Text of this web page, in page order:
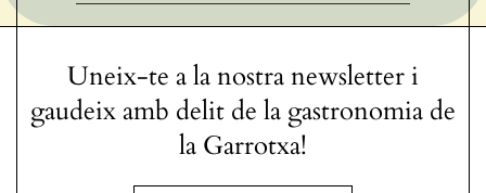
Uneix-te a la nostra newsletter i
gaudeix amb delit de la gastronomia de
la Garrotxa!